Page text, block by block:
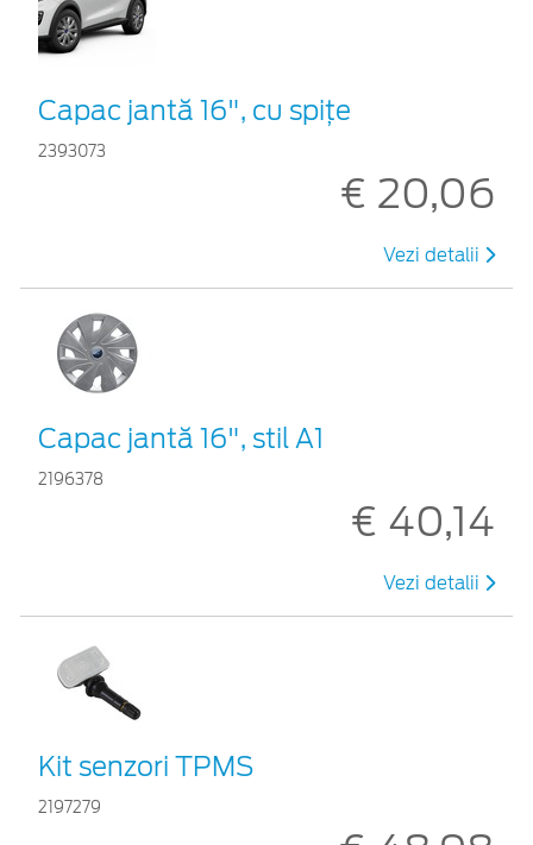
Capac jantă 16", cu spițe
2393073
€ 20,06
Vezi detalii
Capac jantă 16", stil A1
2196378
€ 40,14
Vezi detalii
Kit senzori TPMS
2197279